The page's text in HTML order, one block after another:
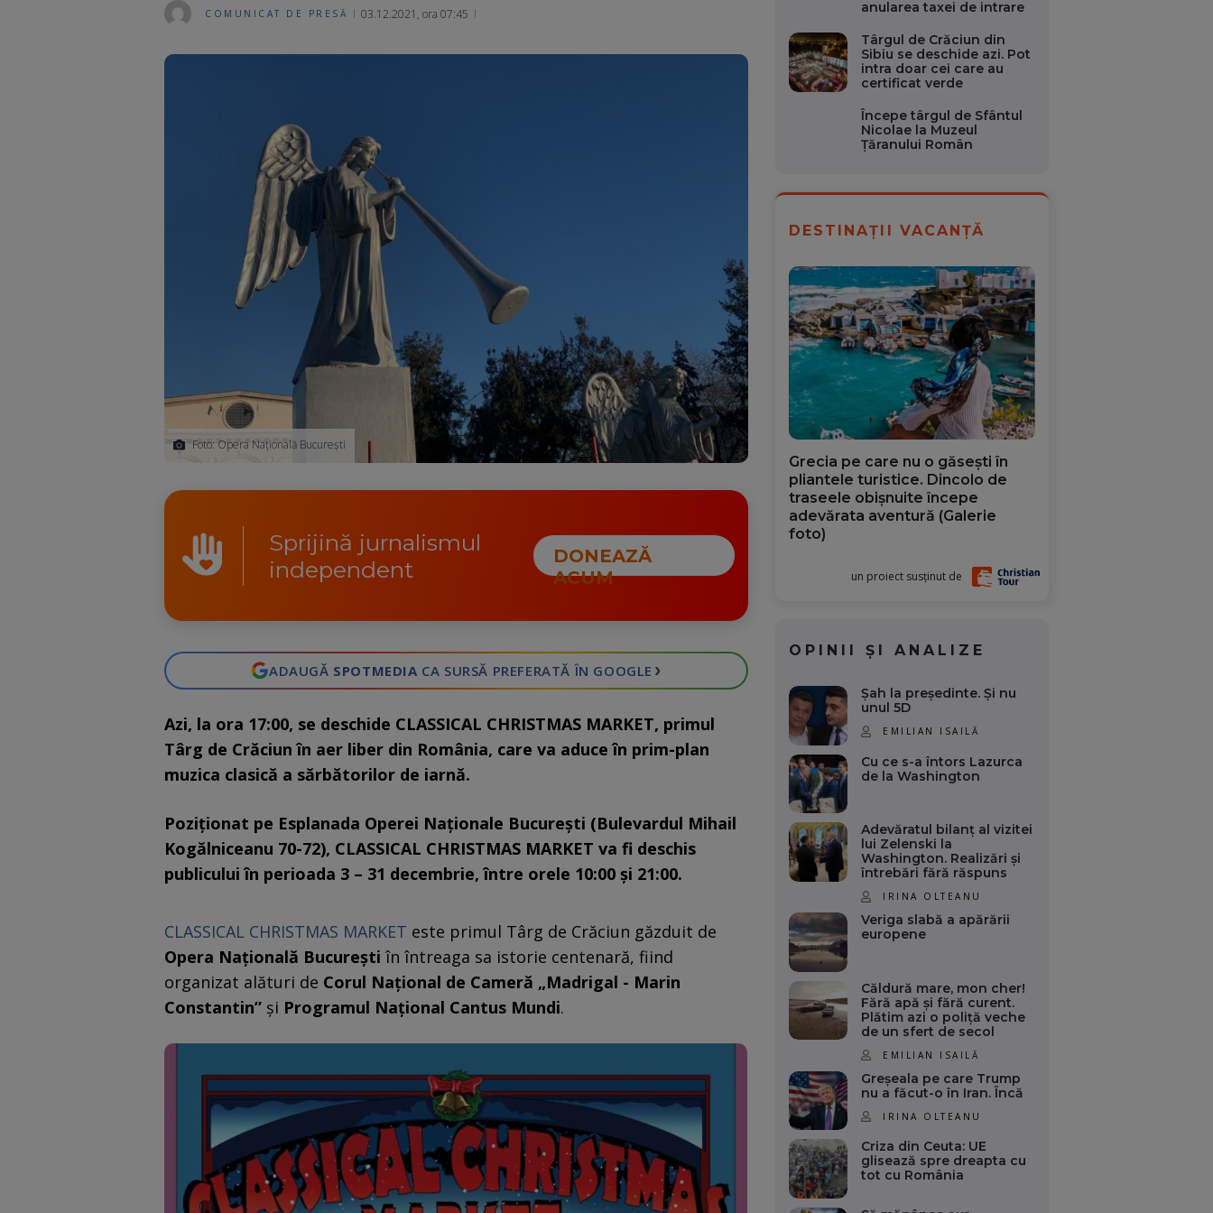
COMUNICAT DE PRESĂ 03.12.2021, ora 07:45
Foto: Opera Națională București
Sprijină jurnalismul
independent
DONEAZĂ
ACUM
ADAUGĂ SPOTMEDIA CA SURSĂ PREFERATĂ ÎN GOOGLE ›
Azi, la ora 17:00, se deschide CLASSICAL CHRISTMAS MARKET, primul
Târg de Crăciun în aer liber din România, care va aduce în prim-plan
muzica clasică a sărbătorilor de iarnă.
Poziționat pe Esplanada Operei Naționale București (Bulevardul Mihail
Kogălniceanu 70-72), CLASSICAL CHRISTMAS MARKET va fi deschis
publicului în perioada 3 – 31 decembrie, între orele 10:00 și 21:00.
CLASSICAL CHRISTMAS MARKET este primul Târg de Crăciun găzduit de
Opera Națională București în întreaga sa istorie centenară, fiind
organizat alături de Corul Național de Cameră „Madrigal - Marin
Constantin” și Programul Național Cantus Mundi.
anularea taxei de intrare
Târgul de Crăciun din
Sibiu se deschide azi. Pot
intra doar cei care au
certificat verde
Începe târgul de Sfântul
Nicolae la Muzeul
Țăranului Român
DESTINAȚII VACANȚĂ
Grecia pe care nu o găsești în
pliantele turistice. Dincolo de
traseele obișnuite începe
adevărata aventură (Galerie
foto)
un proiect susținut de
OPINII ȘI ANALIZE
Șah la președinte. Și nu
unul 5D
EMILIAN ISAILĂ
Cu ce s-a întors Lazurca
de la Washington
Adevăratul bilanț al vizitei
lui Zelenski la
Washington. Realizări și
întrebări fără răspuns
IRINA OLTEANU
Veriga slabă a apărării
europene
Căldură mare, mon cher!
Fără apă și fără curent.
Plătim azi o poliță veche
de un sfert de secol
EMILIAN ISAILĂ
Greșeala pe care Trump
nu a făcut-o în Iran. Încă
IRINA OLTEANU
Criza din Ceuta: UE
glisează spre dreapta cu
tot cu România